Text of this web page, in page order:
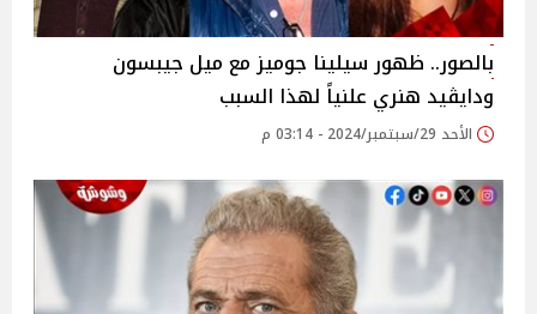
بالصور.. ظهور سيلينا جوميز مع ميل جيبسون
ودايڤيد هنري علنياً لهذا السبب
الأحد 29/سبتمبر/2024 - 03:14 م